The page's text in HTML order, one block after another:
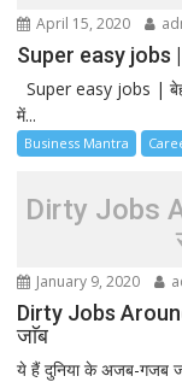
April 15, 2020
Super easy jobs |
Super easy jobs |
में...
Business Mantra
Dirty Jobs
January 9, 2020
Dirty Jobs
जाॅब
ये हैं दुनिया के अजब-